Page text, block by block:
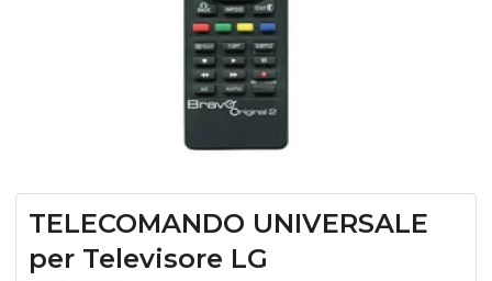
TELECOMANDO UNIVERSALE
per Televisore LG